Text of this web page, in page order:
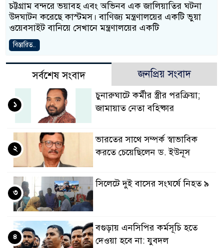
চট্টগ্রাম বন্দরে ভয়াবহ এবং অভিনব এক জালিয়াতির ঘটনা
উদঘাটন করেছে কাস্টমস। বাণিজ্য মন্ত্রণালয়ের একটি ভুয়া
ওয়েবসাইট বানিয়ে সেখানে মন্ত্রণালয়ের একটি
বিস্তারিত..
সর্বশেষ সংবাদ জনপ্রিয় সংবাদ
চুনারুঘাটে কর্মীর স্ত্রীর পরক্রিয়া;
জামায়াত নেতা বহিষ্কার
১
ভারতের সাথে সম্পর্ক স্বাভাবিক
করতে চেয়েছিলেন ড. ইউনূস
২
সিলেটে দুই বাসের সংঘর্ষে নিহত ৯
৩
বগুড়ায় এনসিপির কর্মসূচি হতে
দেওয়া হবে না: যুবদল
৪